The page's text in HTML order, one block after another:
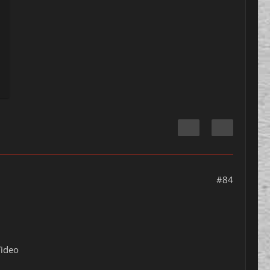
#84